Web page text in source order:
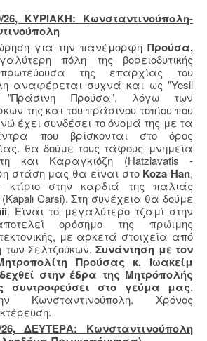
26, ΚΥΡΙΑΚΗ: Κωνσταντινούπολη-
για την πανέμορφη Προύσα,
πόλη της βορειοδυτικής
της επαρχίας του
αναφέρεται συχνά και ως "Yesil
"Πράσινη Προύσα", λόγω των
της και του πράσινου τοπίου που
έχει συνδέσει το όνομά της με τα
που βρίσκονται στο όρος
θα δούμε τους τάφους–μνημεία
και Καραγκιόζη (Hatziavatis -
στάση μας θα είναι στο Koza Han,
στην καρδιά της παλιάς
Carsi). Στη συνέχεια θα δούμε
. Είναι το μεγαλύτερο τζαμί στην
ορόσημο της πρώιμης
με αρκετά στοιχεία από
των Σελτζούκων.Συνάντηση με τον
Προύσας κ. Ιωακείμ
στην έδρα της Μητρόπολής
συντροφεύσει στο γεύμα μας.
Κωνσταντινούπολη. Χρόνος
ΔΕΥΤΕΡΑ: Κωνσταντινούπολη